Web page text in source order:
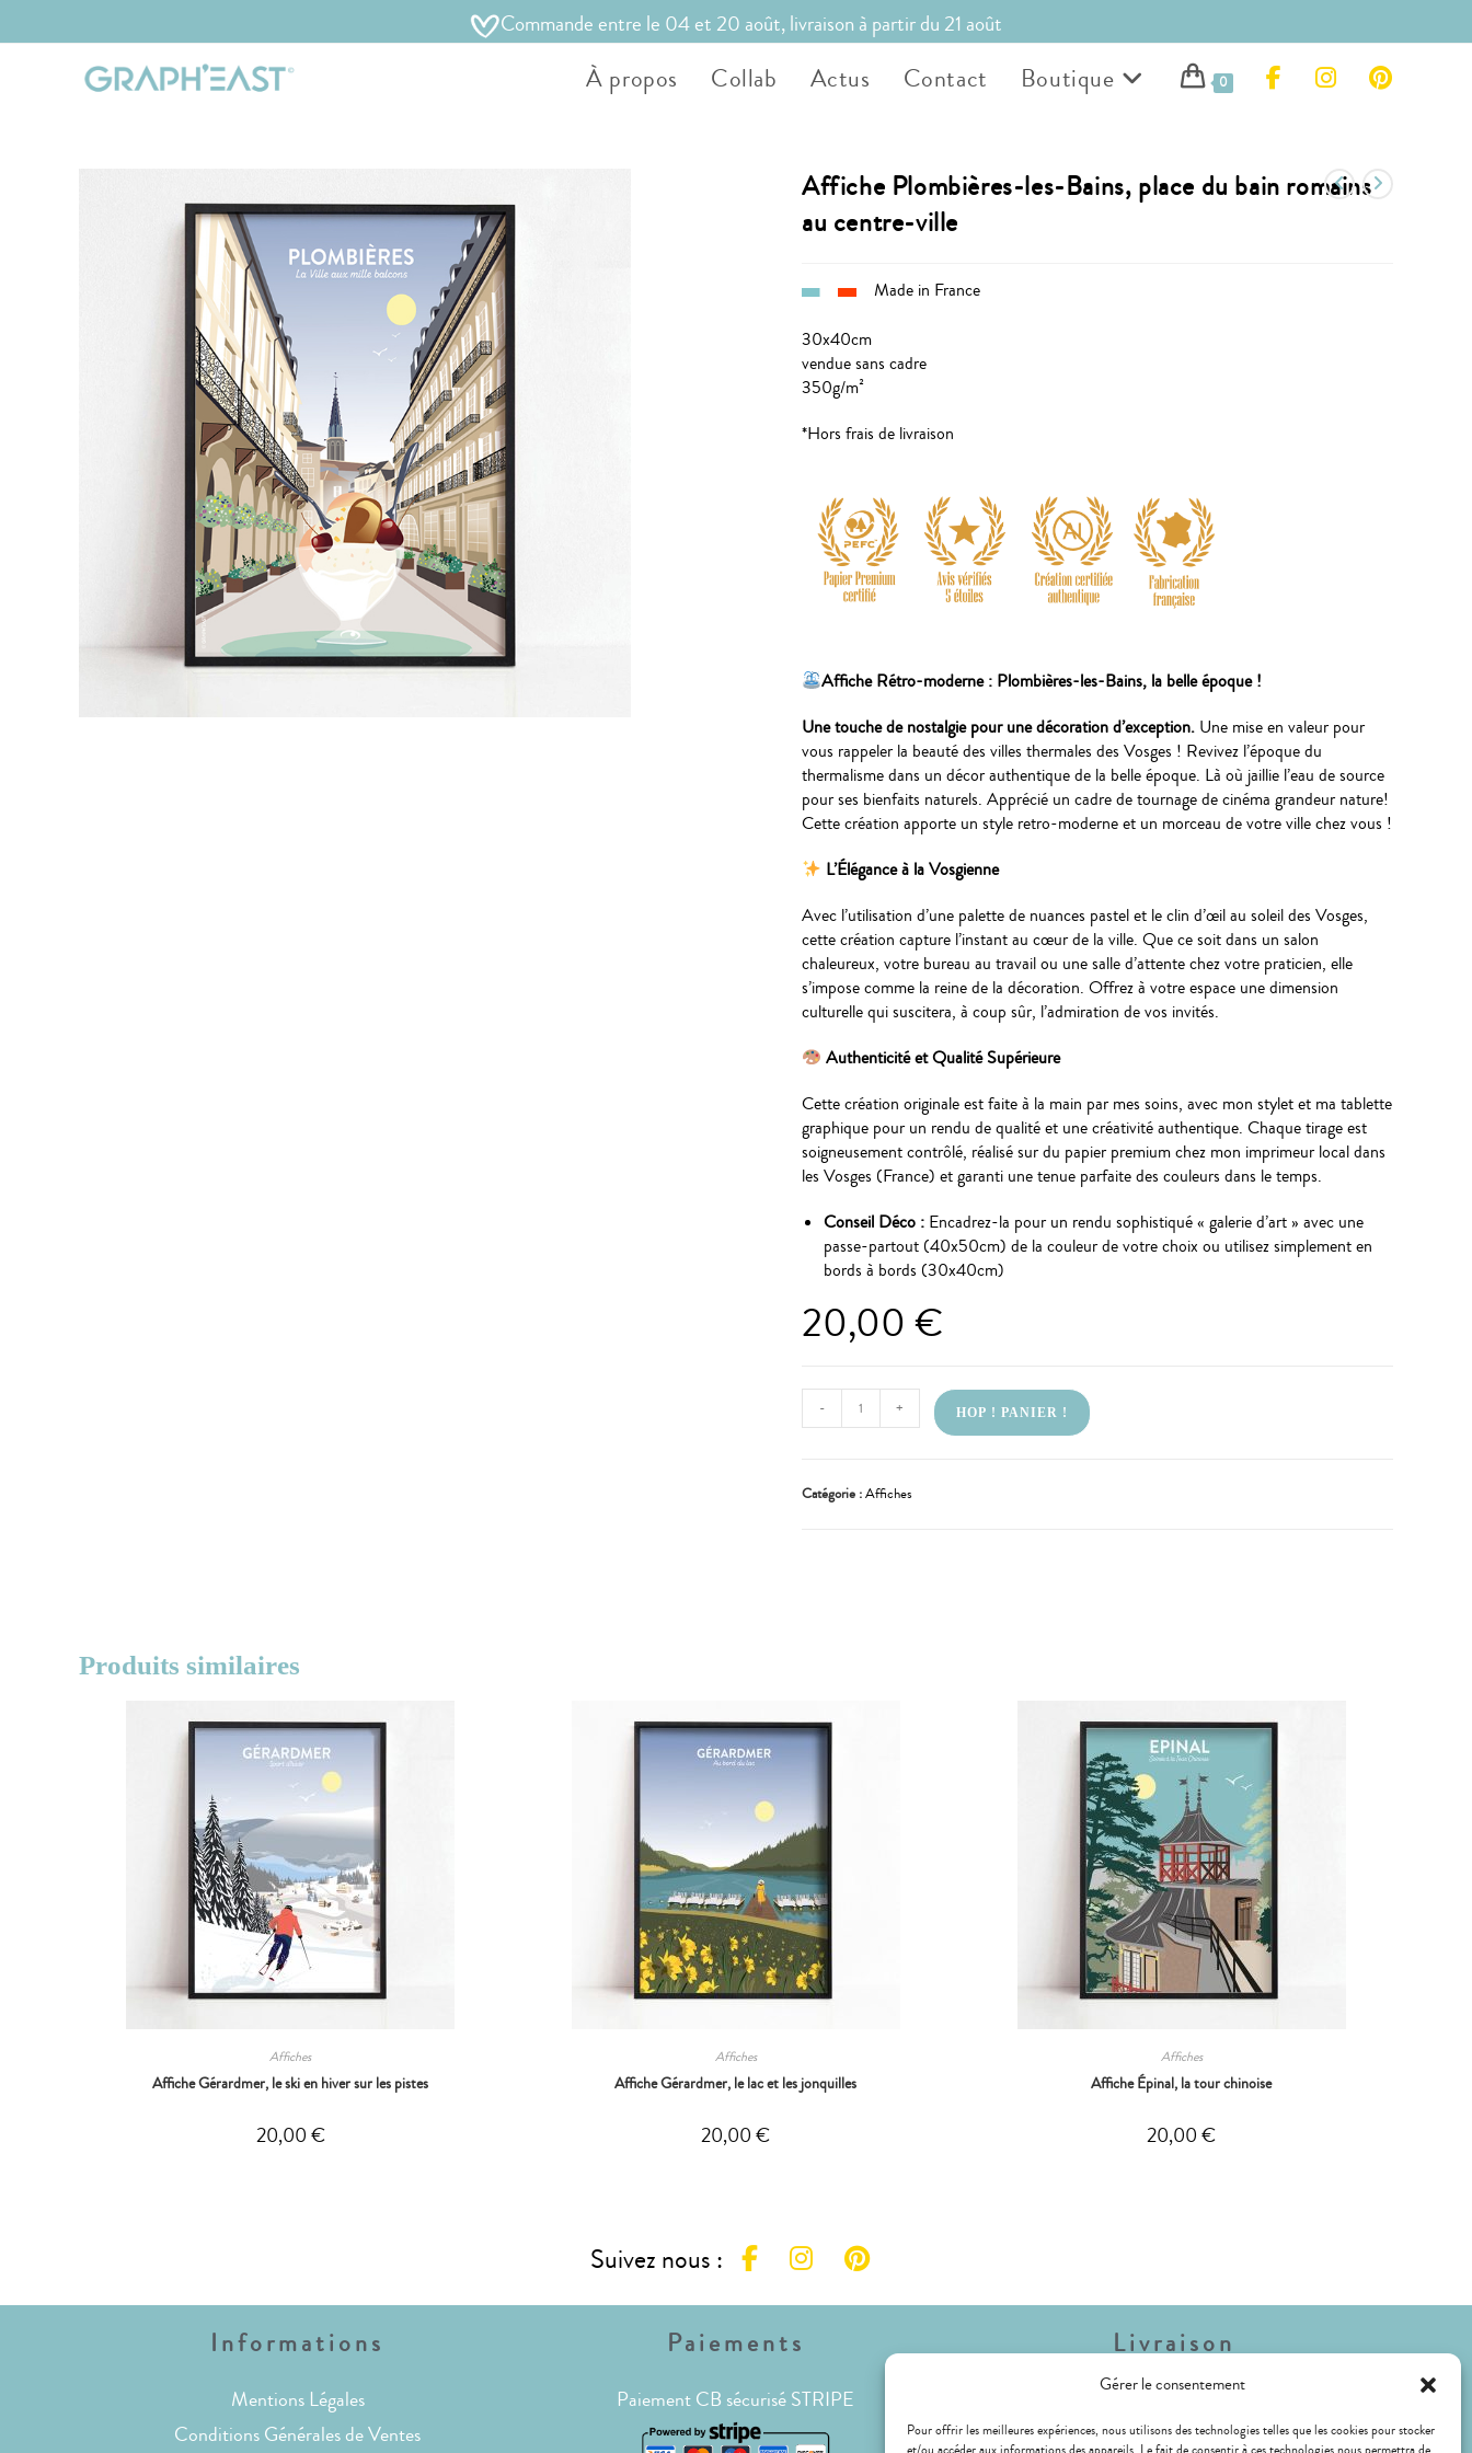
Gérer le consentement
Pour offrir les meilleures expériences, nous utilisons des technologies telles que les cookies pour stocker
Commande entre le 04 et 20 août, livraison à partir du 21 août
À propos Collab Actus Contact Boutique 0
Affiche Plombières-les-Bains, place du bain romains
au centre-ville
Made in France
30x40cm
vendue sans cadre
350g/m²
*Hors frais de livraison
Affiche Rétro-moderne : Plombières-les-Bains, la belle époque !
Une touche de nostalgie pour une décoration d’exception. Une mise en valeur pour
vous rappeler la beauté des villes thermales des Vosges ! Revivez l’époque du
thermalisme dans un décor authentique de la belle époque. Là où jaillie l’eau de source
pour ses bienfaits naturels. Apprécié un cadre de tournage de cinéma grandeur nature!
Cette création apporte un style retro-moderne et un morceau de votre ville chez vous !
L’Élégance à la Vosgienne
Avec l’utilisation d’une palette de nuances pastel et le clin d’œil au soleil des Vosges,
cette création capture l’instant au cœur de la ville. Que ce soit dans un salon
chaleureux, votre bureau au travail ou une salle d’attente chez votre praticien, elle
s’impose comme la reine de la décoration. Offrez à votre espace une dimension
culturelle qui suscitera, à coup sûr, l’admiration de vos invités.
Authenticité et Qualité Supérieure
Cette création originale est faite à la main par mes soins, avec mon stylet et ma tablette
graphique pour un rendu de qualité et une créativité authentique. Chaque tirage est
soigneusement contrôlé, réalisé sur du papier premium chez mon imprimeur local dans
les Vosges (France) et garanti une tenue parfaite des couleurs dans le temps.
Conseil Déco : Encadrez-la pour un rendu sophistiqué « galerie d’art » avec une
passe-partout (40x50cm) de la couleur de votre choix ou utilisez simplement en
bords à bords (30x40cm)
20,00€
- + HOP ! PANIER !
Catégorie :Affiches
Produits similaires
Affiches
Affiche Gérardmer, le ski en hiver sur les pistes
20,00€
Affiches
Affiche Gérardmer, le lac et les jonquilles
20,00€
Affiches
Affiche Épinal, la tour chinoise
20,00€
Suivez nous :
Informations
Mentions Légales
Conditions Générales de Ventes
Paiements
Paiement CB sécurisé STRIPE
Livraison
Lettre Suivie (envois de faible poids)
Livraison Mondial Relay (Relais ou Locker)